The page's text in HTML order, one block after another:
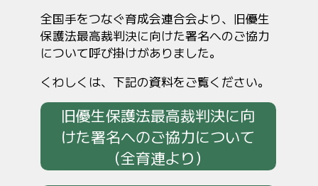
全国手をつなぐ育成会連合会より、旧優生
保護法最高裁判決に向けた署名へのご協力
について呼び掛けがありました。
くわしくは、下記の資料をご覧ください。
旧優生保護法最高裁判決に向
けた署名へのご協力について
（全育連より）